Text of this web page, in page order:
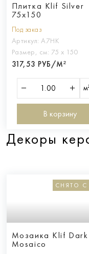
Плитка Klif Silver
75x150
Под заказ
Артикул: A7HK
Размер, см: 75 х 150
317,53 РУБ/М²
В корзину
Декоры
СНЯТО С
Мозаика Klif Dark
Mosaico